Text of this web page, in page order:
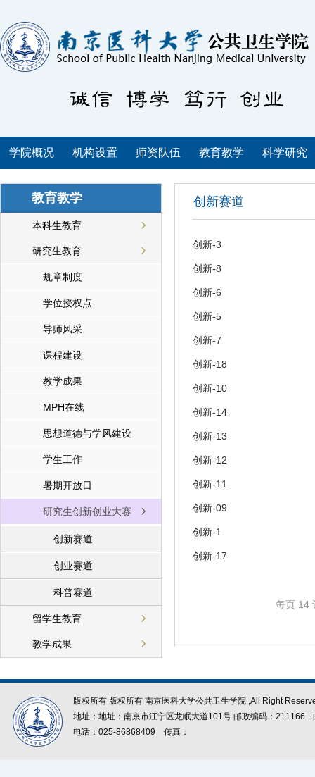
学院概况 机构设置 师资队伍 教育教学 科学研究
教育教学
本科生教育
研究生教育
规章制度
学位授权点
导师风采
课程建设
教学成果
MPH在线
思想道德与学风建设
学生工作
暑期开放日
研究生创新创业大赛
创新赛道
创业赛道
科普赛道
留学生教育
教学成果
创新赛道
创新-3
创新-8
创新-6
创新-5
创新-7
创新-18
创新-10
创新-14
创新-13
创新-12
创新-11
创新-09
创新-1
创新-17
每页 14
版权所有 版权所有 南京医科大学公共卫生学院 ,All Right
地址：地址：南京市江宁区龙眠大道101号 邮政编码：211166
电话：025-86868409
传真：